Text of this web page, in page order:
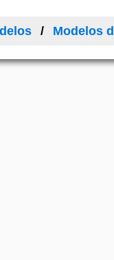
Modelos